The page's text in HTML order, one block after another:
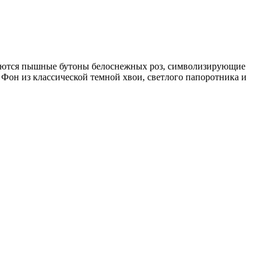
пышные бутоны белоснежных роз, символизирующие
из классической темной хвои, светлого папоротника и